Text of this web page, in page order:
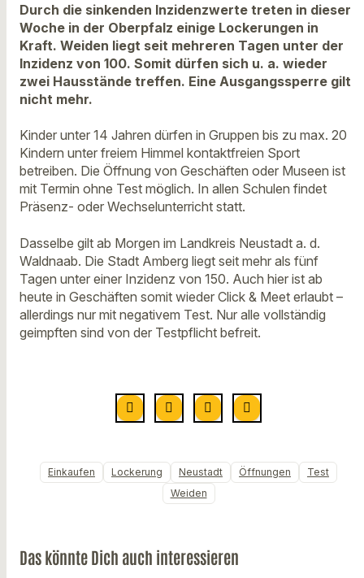
Durch die sinkenden Inzidenzwerte treten in dieser
Woche in der Oberpfalz einige Lockerungen in
Kraft. Weiden liegt seit mehreren Tagen unter der
Inzidenz von 100. Somit dürfen sich u. a. wieder
zwei Hausstände treffen. Eine Ausgangssperre gilt
nicht mehr.
Kinder unter 14 Jahren dürfen in Gruppen bis zu max. 20
Kindern unter freiem Himmel kontaktfreien Sport
betreiben. Die Öffnung von Geschäften oder Museen ist
mit Termin ohne Test möglich. In allen Schulen findet
Präsenz- oder Wechselunterricht statt.
Dasselbe gilt ab Morgen im Landkreis Neustadt a. d.
Waldnaab. Die Stadt Amberg liegt seit mehr als fünf
Tagen unter einer Inzidenz von 150. Auch hier ist ab
heute in Geschäften somit wieder Click & Meet erlaubt –
allerdings nur mit negativem Test. Nur alle vollständig
geimpften sind von der Testpflicht befreit.
Einkaufen Lockerung Neustadt Öffnungen
Test
Weiden
Das könnte Dich auch interessieren